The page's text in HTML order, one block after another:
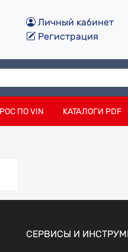
Личный кабинет
Регистрация
ПО VIN КАТАЛОГИ PDF
СЕРВИСЫ И